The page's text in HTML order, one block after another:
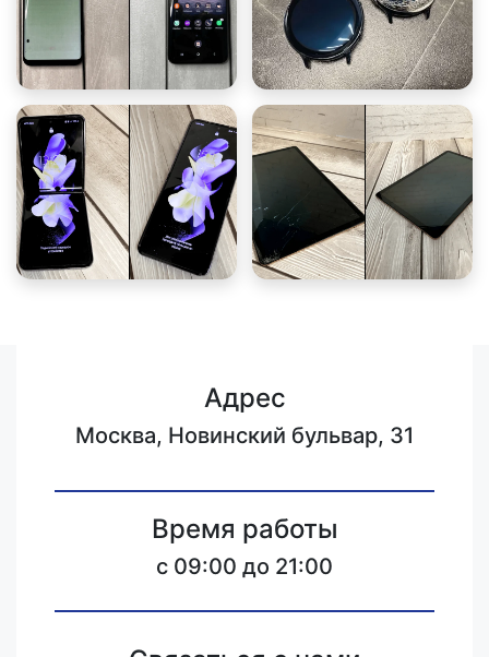
Адрес
Москва, Новинский бульвар, 31
Время работы
c 09:00 до 21:00